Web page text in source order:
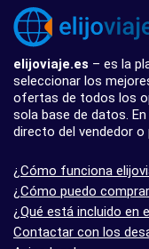
elijoviaje.es – es la
seleccionar los
ofertas de todos los
sola base de datos.
directo del vendedor
¿Cómo funciona
¿Cómo puedo
¿Qué está incluido en
Contactar con los